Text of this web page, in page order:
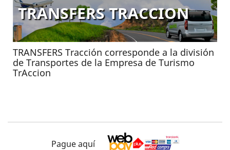
TRANSFERS TRACCION
TRANSFERS Tracción corresponde a la división
de Transportes de la Empresa de Turismo
TrAccion
Pague aquí